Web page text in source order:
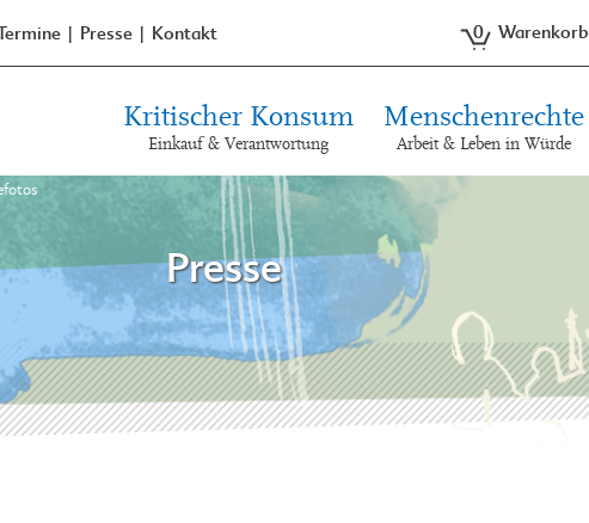
Presse Kontakt 0 Warenkorb
Kritischer Konsum
Einkauf & Verantwortung
Menschenrechte
Arbeit & Leben in Würde
Presse